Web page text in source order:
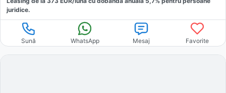
juridice.
Sună WhatsApp Mesaj Favorite